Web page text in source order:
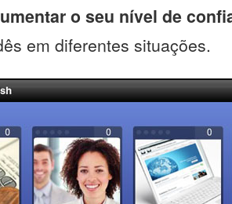
o seu nível de
em diferentes situações.